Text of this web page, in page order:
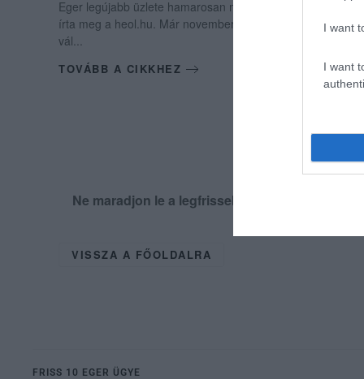
I want
I want
Eger legújabb üzlete hamarosan megnyitja kapuit, és már
írta meg a heol.hu. Már novemberben felröppent a hír,
vál...
TOVÁBB A CIKKHEZ
Ne maradjon le a legfrissebb hírekről,
VISSZA A FŐOLDALRA
FRISS 10 EGER ÜGYE